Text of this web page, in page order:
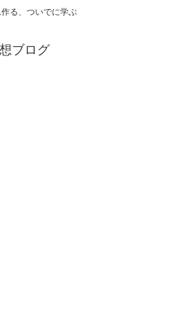
る、ついでに学ぶ
ブログ